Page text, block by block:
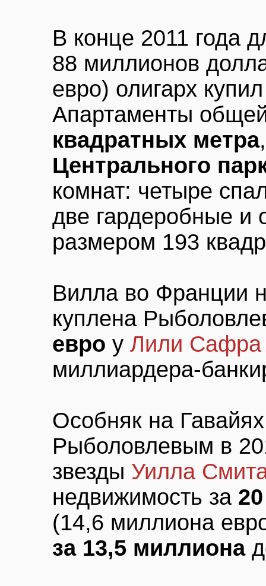
В конце 2011 года
88 миллионов
евро) олигарх
Апартаменты
квадратных метра
Центрального
комнат: четыре
две гардеробные и
размером 193
Вилла во Франции
куплена
евро у Лили Сафра
миллиардера-
Особняк на
Рыболовлевым в
звезды Уилла
недвижимость за
(14,6 миллиона
за 13,5 миллиона